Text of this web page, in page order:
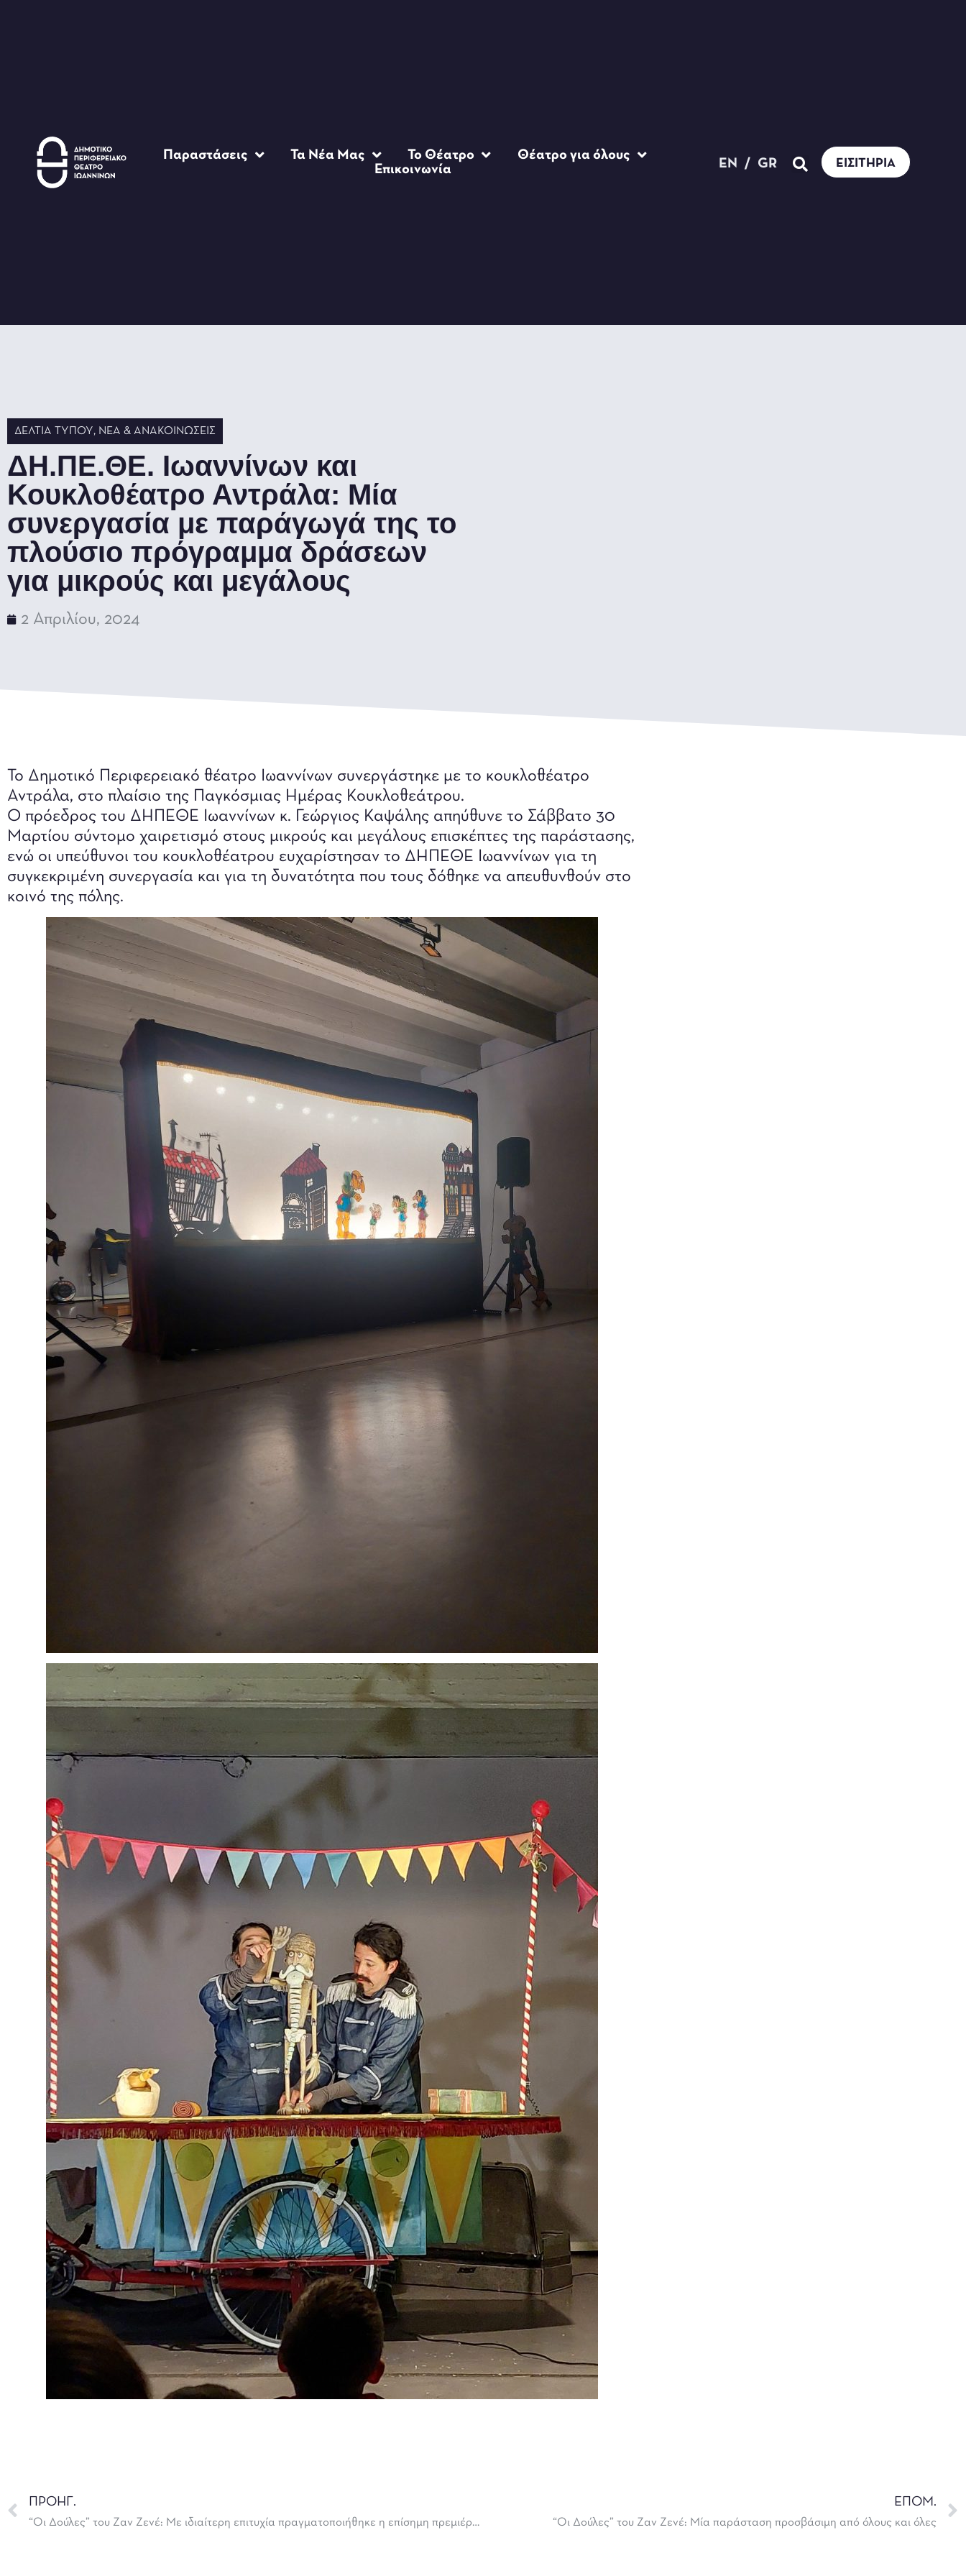
Παραστάσεις Τα Νέα Μας Το Θέατρο
Θέατρο για όλους
Επικοινωνία
EN / GR ΕΙΣΙΤΉΡΙΑ
ΔΕΛΤΊΑ ΤΎΠΟΥ, ΝΈΑ & ΑΝΑΚΟΙΝΏΣΕΙΣ
ΔΗ.ΠΕ.ΘΕ. Ιωαννίνων και
Κουκλοθέατρο Αντράλα: Μία
συνεργασία με παράγωγά της το
πλούσιο πρόγραμμα δράσεων
για μικρούς και μεγάλους
2 Απριλίου, 2024
Το Δημοτικό Περιφερειακό θέατρο Ιωαννίνων συνεργάστηκε με το κουκλοθέατρο
Αντράλα, στο πλαίσιο της Παγκόσμιας Ημέρας Κουκλοθεάτρου.
Ο πρόεδρος του ΔΗΠΕΘΕ Ιωαννίνων κ. Γεώργιος Καψάλης απηύθυνε το Σάββατο 30
Μαρτίου σύντομο χαιρετισμό στους μικρούς και μεγάλους επισκέπτες της παράστασης,
ενώ οι υπεύθυνοι του κουκλοθέατρου ευχαρίστησαν το ΔΗΠΕΘΕ Ιωαννίνων για τη
συγκεκριμένη συνεργασία και για τη δυνατότητα που τους δόθηκε να απευθυνθούν στο
κοινό της πόλης.
ΠΡΟΗΓ.
“Οι Δούλες” του Ζαν Ζενέ: Με ιδιαίτερη επιτυχία πραγματοποιήθηκε η επίσημη πρεμιέρα της παράστασης
ΕΠΟΜ.
“Οι Δούλες” του Ζαν Ζενέ: Μία παράσταση προσβάσιμη από όλους και όλες